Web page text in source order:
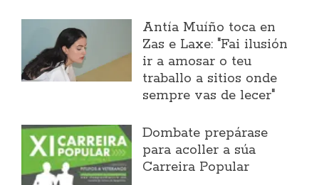
Antía Muíño toca en
Zas e Laxe: "Fai ilusión
ir a amosar o teu
traballo a sitios onde
sempre vas de lecer"
Dombate prepárase
para acoller a súa
Carreira Popular